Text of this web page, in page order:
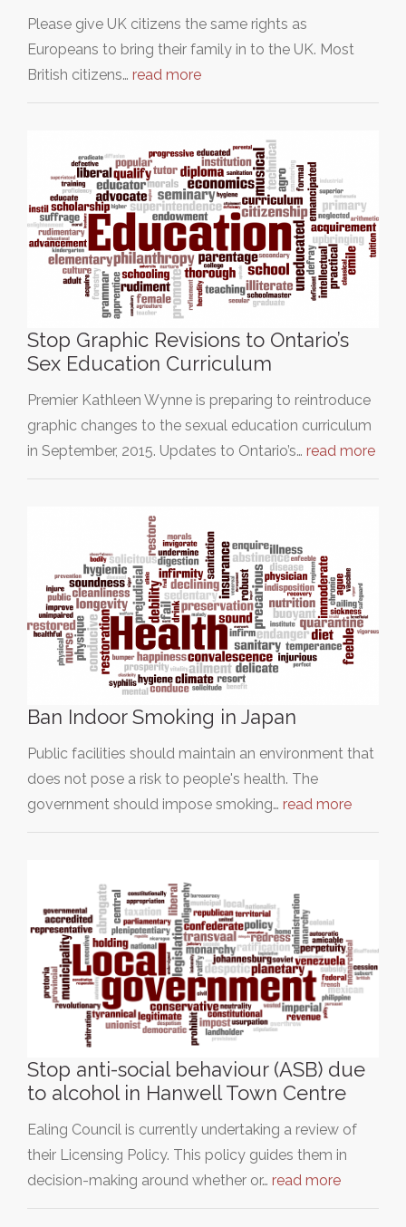
Please give UK citizens the same rights as
Europeans to bring their family in to the UK. Most
British citizens… read more
Stop Graphic Revisions to Ontario’s
Sex Education Curriculum
Premier Kathleen Wynne is preparing to reintroduce
graphic changes to the sexual education curriculum
in September, 2015. Updates to Ontario’s… read more
Ban Indoor Smoking in Japan
Public facilities should maintain an environment that
does not pose a risk to people's health. The
government should impose smoking… read more
Stop anti-social behaviour (ASB) due
to alcohol in Hanwell Town Centre
Ealing Council is currently undertaking a review of
their Licensing Policy. This policy guides them in
decision-making around whether or… read more